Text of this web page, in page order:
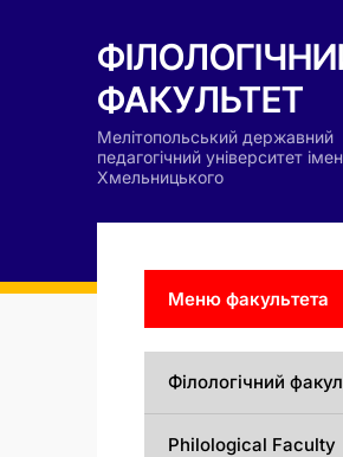
ФАКУЛЬТЕТ
Мелітопольський державний
педагогічний університет
Хмельницького
Меню факультета
Філологічний
Philological Faculty